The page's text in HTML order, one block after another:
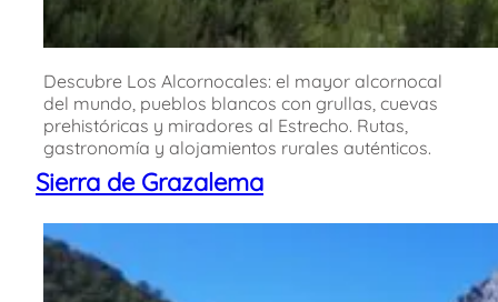
Descubre Los Alcornocales: el mayor alcornocal
del mundo, pueblos blancos con grullas, cuevas
prehistóricas y miradores al Estrecho. Rutas,
gastronomía y alojamientos rurales auténticos.
Sierra de Grazalema